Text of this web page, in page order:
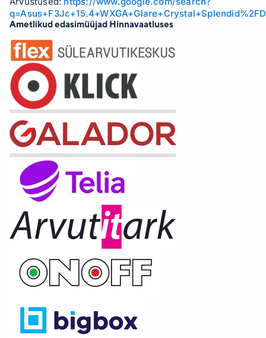
667/5xUSB2.0/1394/TV-Out/Card Reader/6cell batt/2.8Kg
Ametlikud edasimüüjad Hinnavaatluses